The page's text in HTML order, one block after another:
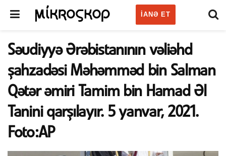
IANƏ ET
Səudiyyə Ərəbistanının vəliəhd
şahzadəsi Məhəmməd bin Salman
Qətər əmiri Tamim bin Hamad Əl
Tanini qarşılayır. 5 yanvar, 2021.
Foto:AP